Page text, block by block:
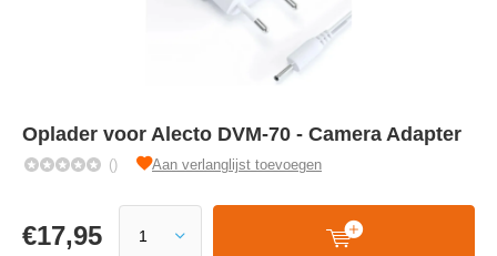
Oplader voor Alecto DVM-70 - Camera Adapter
() Aan verlanglijst toevoegen
€17,95